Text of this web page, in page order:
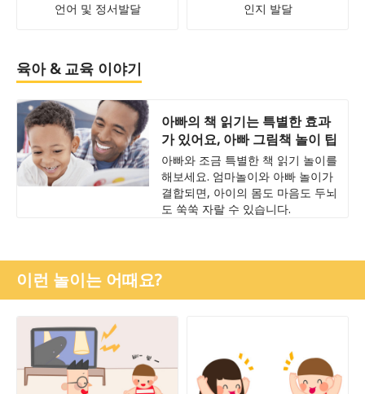
언어 및 정서발달 인지 발달
육아 & 교육 이야기
아빠의 책 읽기는 특별한 효과
가 있어요, 아빠 그림책 놀이 팁
아빠와 조금 특별한 책 읽기 놀이를
해보세요. 엄마놀이와 아빠 놀이가
결합되면, 아이의 몸도 마음도 두뇌
도 쑥쑥 자랄 수 있습니다.
이런 놀이는 어때요?